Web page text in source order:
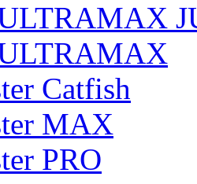
Catfish
MAX
PRO